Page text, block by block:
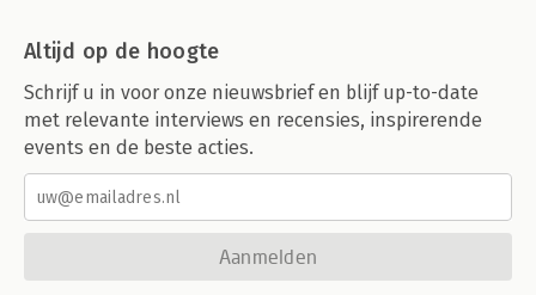
Altijd op de hoogte
Schrijf u in voor onze nieuwsbrief en blijf up-to-date
met relevante interviews en recensies, inspirerende
events en de beste acties.
Aanmelden